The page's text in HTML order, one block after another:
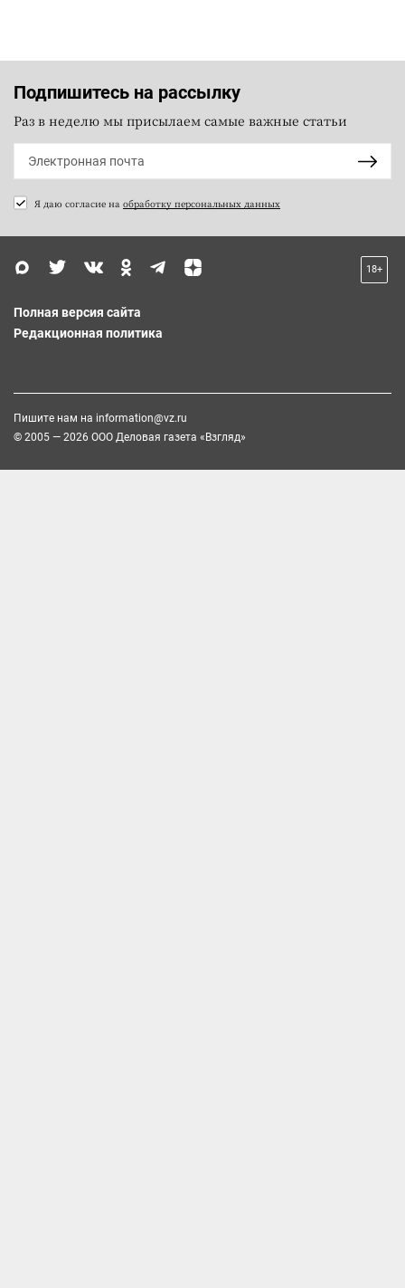
Подпишитесь на рассылку
Раз в неделю мы присылаем самые важные статьи
Я даю согласие на обработку персональных данных
18+
Полная версия сайта
Редакционная политика
Пишите нам на information@vz.ru
© 2005 — 2026 ООО Деловая газета «Взгляд»